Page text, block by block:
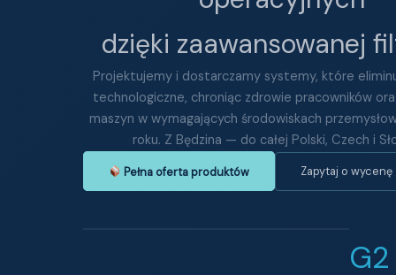
dzięki zaawansowanej
Projektujemy i dostarczamy systemy, które
technologiczne, chroniąc zdrowie pracowników
maszyn w wymagających środowiskach
roku. Z Będzina — do całej Polski, Czech i
Pełna oferta produktów Zapytaj o
G2